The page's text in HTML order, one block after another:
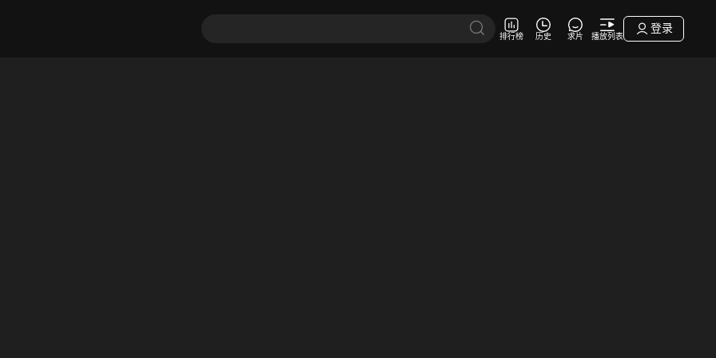
排行榜 历史 求片 播放列表
登录